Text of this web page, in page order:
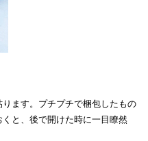
ます。プチプチで梱包したもの
と、後で開けた時に一目瞭然